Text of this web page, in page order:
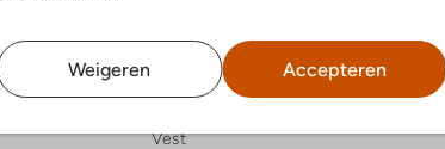
Weigeren Accepteren
Vest